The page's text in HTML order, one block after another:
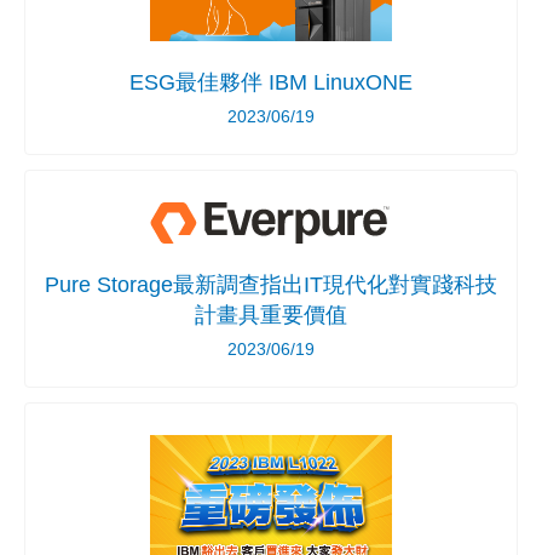
ESG最佳夥伴 IBM LinuxONE
2023/06/19
Pure Storage最新調查指出IT現代化對實踐科技
計畫具重要價值
2023/06/19